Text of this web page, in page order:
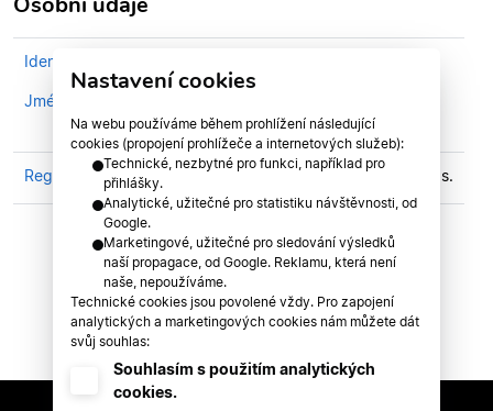
Identifikační číslo (IDT)
Jméno
MUDr.
Registrován v klubu CTS PERFECT Pardubice, z.s.
Nastavení cookies
Na webu používáme během prohlížení následující
cookies (propojení prohlížeče a internetových služeb):
Technické, nezbytné pro funkci, například pro
přihlášky.
Analytické, užitečné pro statistiku návštěvnosti, od
Google.
Marketingové, užitečné pro sledování výsledků
naší propagace, od Google. Reklamu, která není
naše, nepoužíváme.
Technické cookies jsou povolené vždy. Pro zapojení
analytických a marketingových cookies nám můžete dát
svůj souhlas:
Souhlasím s použitím analytických
cookies.